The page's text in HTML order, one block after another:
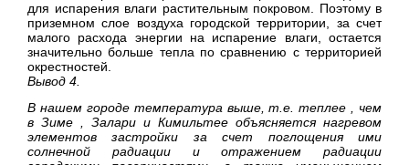
для испарения влаги растительным покровом. Поэтому в
приземном слое воздуха городской территории, за счет
малого расхода энергии на испарение влаги, остается
значительно больше тепла по сравнению с территорией
окрестностей.
Вывод 4.
В нашем городе температура выше, т.е. теплее , чем
в Зиме , Залари и Кимильтее объясняется нагревом
элементов застройки за счет поглощения ими
солнечной радиации и отражением радиации